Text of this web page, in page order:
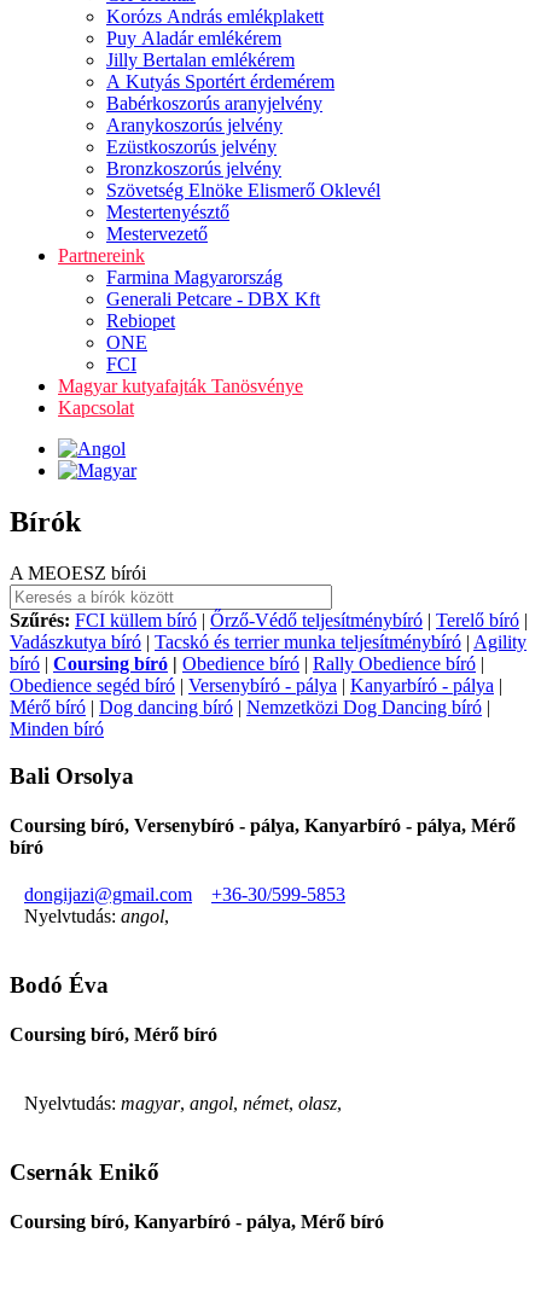
Korózs András emlékplakett
Puy Aladár emlékérem
Jilly Bertalan emlékérem
A Kutyás Sportért érdemérem
Babérkoszorús aranyjelvény
Aranykoszorús jelvény
Ezüstkoszorús jelvény
Bronzkoszorús jelvény
Szövetség Elnöke Elismerő Oklevél
Mestertenyésztő
Mestervezető
Partnereink
Farmina Magyarország
Generali Petcare - DBX Kft
Rebiopet
ONE
FCI
Magyar kutyafajták Tanösvénye
Kapcsolat
Bírók
A MEOESZ bírói
Szűrés: FCI küllem bíró | Őrző-Védő teljesítménybíró | Terelő bíró |
Vadászkutya bíró | Tacskó és terrier munka teljesítménybíró | Agility
bíró | Coursing bíró | Obedience bíró | Rally Obedience bíró |
Obedience segéd bíró | Versenybíró - pálya | Kanyarbíró - pálya |
Mérő bíró | Dog dancing bíró | Nemzetközi Dog Dancing bíró |
Minden bíró
Bali Orsolya
Coursing bíró, Versenybíró - pálya, Kanyarbíró - pálya, Mérő
bíró
dongijazi@gmail.com
+36-30/599-5853
Nyelvtudás: angol,
Bodó Éva
Coursing bíró, Mérő bíró
Nyelvtudás: magyar, angol, német, olasz,
Csernák Enikő
Coursing bíró, Kanyarbíró - pálya, Mérő bíró